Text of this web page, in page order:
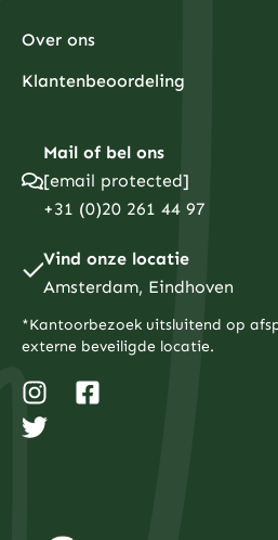
Over ons
Klantenbeoordeling
Mail of bel ons
[email protected]
+31 (0)20 261 44 97
Vind onze locatie
Amsterdam, Eindhoven
*Kantoorbezoek uitsluitend op
externe beveiligde locatie.
n
s
t
a
w
i
t